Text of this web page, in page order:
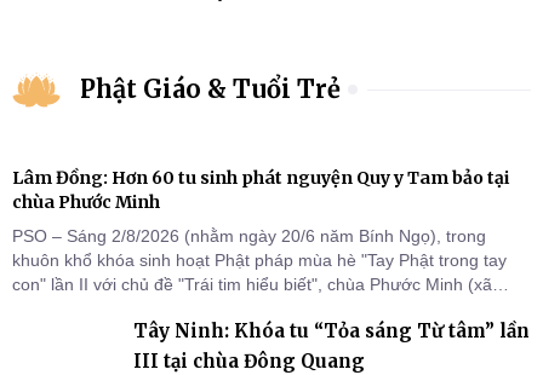
Phật Giáo & Tuổi Trẻ
Lâm Đồng: Hơn 60 tu sinh phát nguyện Quy y Tam bảo tại
chùa Phước Minh
PSO – Sáng 2/8/2026 (nhằm ngày 20/6 năm Bính Ngọ), trong
khuôn khổ khóa sinh hoạt Phật pháp mùa hè "Tay Phật trong tay
con" lần II với chủ đề "Trái tim hiểu biết", chùa Phước Minh (xã
cho hơn 60 tu sinh.Tây Ninh: Khóa tu “Tỏa sáng Từ tâm” lần
III tại chùa Đông Quang